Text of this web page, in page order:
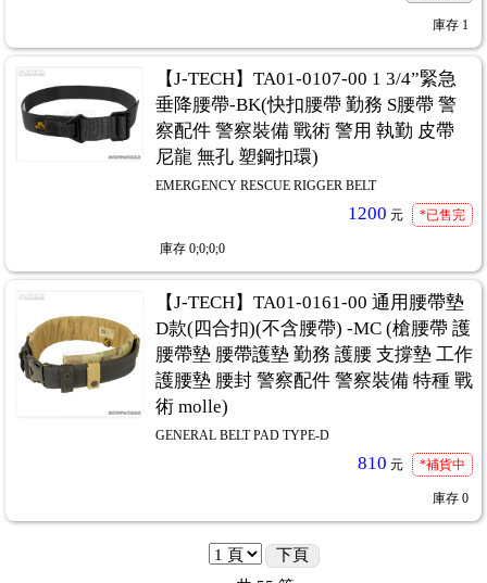
庫存 1
【J-TECH】TA01-0107-00 1 3/4”緊急
垂降腰帶-BK(快扣腰帶 勤務 S腰帶 警
察配件 警察裝備 戰術 警用 執勤 皮帶
尼龍 無孔 塑鋼扣環)
EMERGENCY RESCUE RIGGER BELT
1200 元 *已售完
庫存 0;0;0;0
【J-TECH】TA01-0161-00 通用腰帶墊
D款(四合扣)(不含腰帶) -MC (槍腰帶 護
腰帶墊 腰帶護墊 勤務 護腰 支撐墊 工作
護腰墊 腰封 警察配件 警察裝備 特種 戰
術 molle)
GENERAL BELT PAD TYPE-D
810 元 *補貨中
庫存 0
下頁